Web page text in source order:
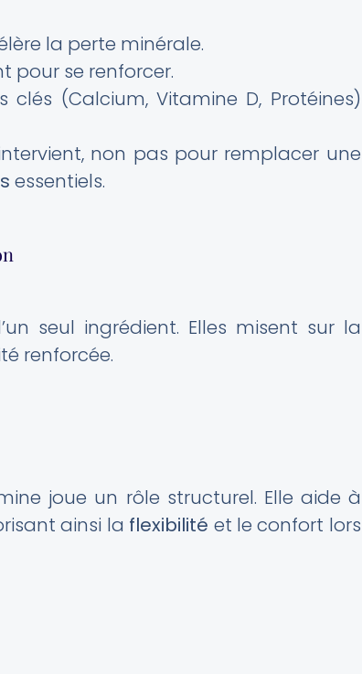
la perte minérale.
pour se renforcer.
(Calcium, Vitamine D, Protéines)
non pas pour remplacer une
essentiels.
seul ingrédient. Elles misent sur la
renforcée.
joue un rôle structurel. Elle aide à
ainsi la flexibilité et le confort lors